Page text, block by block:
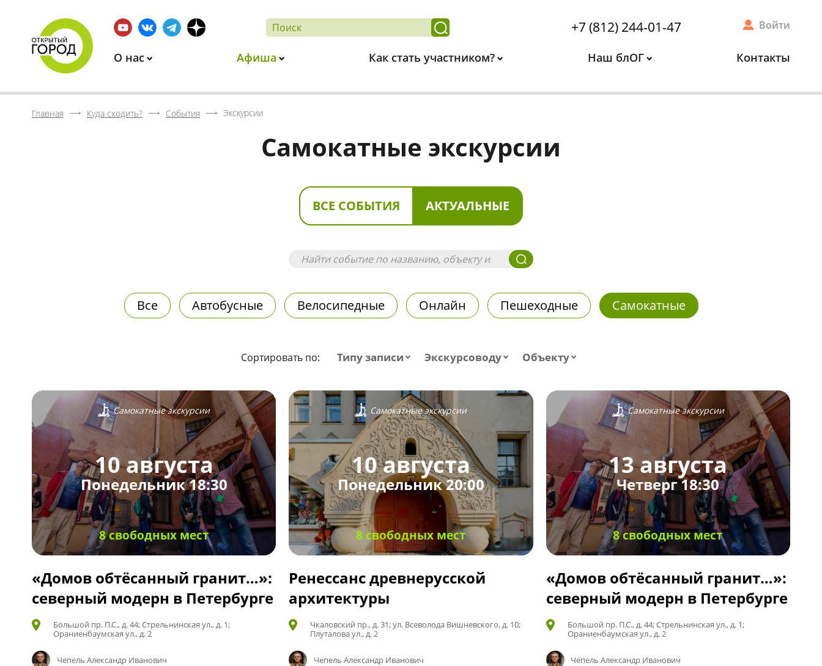
+7 (812) 244-01-47 Войти
О нас Афиша Как стать участником? Наш блОГ Контакты
Главная Куда сходить? События Экскурсии
Самокатные экскурсии
ВСЕ СОБЫТИЯ АКТУАЛЬНЫЕ
Все Автобусные Велосипедные Онлайн Пешеходные Самокатные
Сортировать по: Типу записи Экскурсоводу Объекту
Самокатные экскурсии
10 августа
Понедельник 18:30
8 свободных мест
«Домов обтёсанный гранит…»:
северный модерн в Петербурге
Большой пр. П.С., д. 44; Стрельнинская ул., д. 1;
Ораниенбаумская ул., д. 2
Чепель Александр Иванович
Самокатные экскурсии
10 августа
Понедельник 20:00
8 свободных мест
Ренессанс древнерусской
архитектуры
Чкаловский пр., д. 31; ул. Всеволода Вишневского, д. 10;
Плуталова ул., д. 2
Чепель Александр Иванович
Самокатные экскурсии
13 августа
Четверг 18:30
8 свободных мест
«Домов обтёсанный гранит…»:
северный модерн в Петербурге
Большой пр. П.С., д. 44; Стрельнинская ул., д. 1;
Ораниенбаумская ул., д. 2
Чепель Александр Иванович